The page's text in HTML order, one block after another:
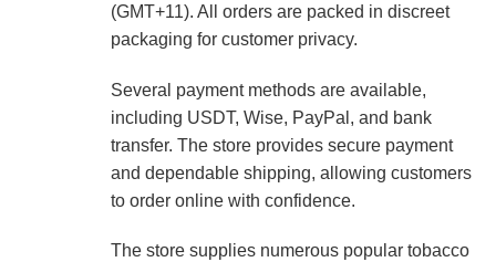
(GMT+11). All orders are packed in discreet
packaging for customer privacy.
Several payment methods are available,
including USDT, Wise, PayPal, and bank
transfer. The store provides secure payment
and dependable shipping, allowing customers
to order online with confidence.
The store supplies numerous popular tobacco